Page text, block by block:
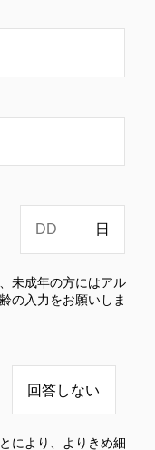
未成年の方にはアル
の入力をお願いしま
回答しない
により、よりきめ細